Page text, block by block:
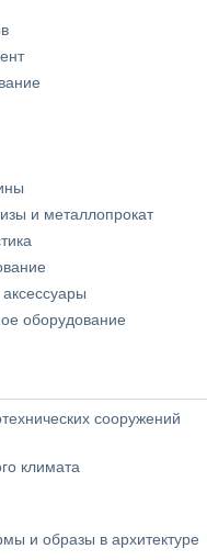
и металлопрокат
оборудование
сооружений
климата
и образы в архитектуре